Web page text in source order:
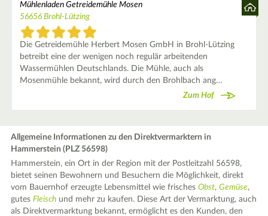
Mühlenladen Getreidemühle Mosen
56656 Brohl-Lützing
Die Getreidemühle Herbert Mosen GmbH in Brohl-Lützing
betreibt eine der wenigen noch regulär arbeitenden
Wassermühlen Deutschlands. Die Mühle, auch als
Mosenmühle bekannt, wird durch den Brohlbach ang…
Zum Hof
Allgemeine Informationen zu den Direktvermarktern in
Hammerstein (PLZ 56598)
Hammerstein, ein Ort in der Region mit der Postleitzahl 56598,
bietet seinen Bewohnern und Besuchern die Möglichkeit, direkt
vom Bauernhof erzeugte Lebensmittel wie frischesObst,Gemüse,
gutesFleisch und mehr zu kaufen. Diese Art der Vermarktung, auch
als Direktvermarktung bekannt, ermöglicht es den Kunden, den